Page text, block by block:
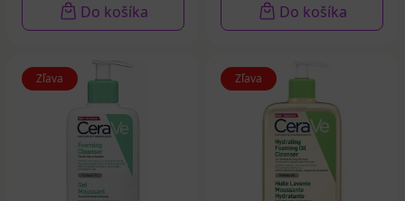
Do košíka Do košíka
Zľava Zľava